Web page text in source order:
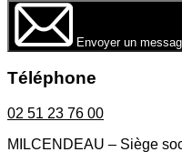
Envoyer un
Téléphone
02 51 23 76 00
MILCENDEAU – Siège